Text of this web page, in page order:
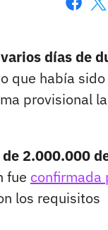
días de
que había sido
provisional la
2.000.000
fue confirmada
los requisitos